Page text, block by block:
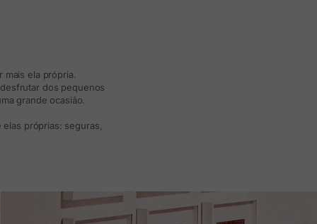
ela própria.
dos pequenos
grande ocasião.
próprias: seguras,